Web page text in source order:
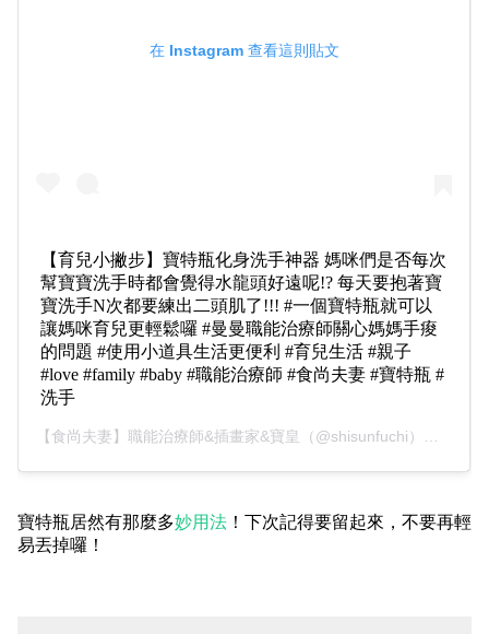
在 Instagram 查看這則貼文
【育兒小撇步】寶特瓶化身洗手神器 媽咪們是否每次
幫寶寶洗手時都會覺得水龍頭好遠呢!? 每天要抱著寶
寶洗手N次都要練出二頭肌了!!! #一個寶特瓶就可以
讓媽咪育兒更輕鬆囉 #曼曼職能治療師關心媽媽手痠
的問題 #使用小道具生活更便利 #育兒生活 #親子
#love #family #baby #職能治療師 #食尚夫妻 #寶特瓶 #
洗手
【食尚夫妻】職能治療師&插畫家&寶皇 （@shisunfuchi）分享的貼文 於 PST 2018 年 1月 月 26 日 下午 7:37 張貼
寶特瓶居然有那麼多妙用法 ！下次記得要留起來，不要再輕
易丟掉囉！